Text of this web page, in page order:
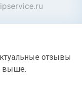
отзывы
выше.